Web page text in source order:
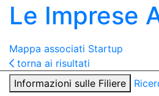
Le Imprese
Mappa associati Startup
torna ai risultati
Informazioni sulle Filiere